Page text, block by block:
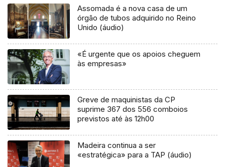
Assomada é a nova casa de um
órgão de tubos adquirido no Reino
Unido (áudio)
«É urgente que os apoios cheguem
às empresas»
Greve de maquinistas da CP
suprime 367 dos 556 comboios
previstos até às 12h00
Madeira continua a ser
«estratégica» para a TAP (áudio)